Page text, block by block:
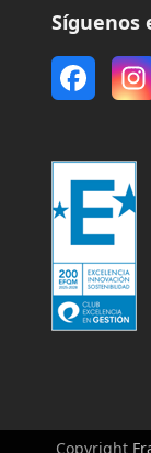
Síguenos
Copyright